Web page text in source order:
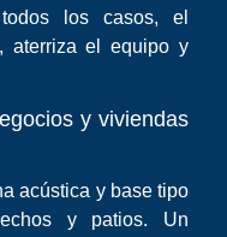
los casos, el
aterriza el equipo y
y viviendas
acústica y base tipo
y patios. Un